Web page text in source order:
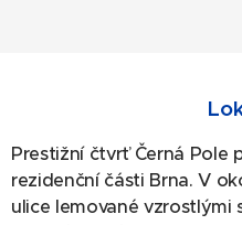
Prestižní čtvrť Černá Pole
rezidenční části Brna. V
ulice lemované